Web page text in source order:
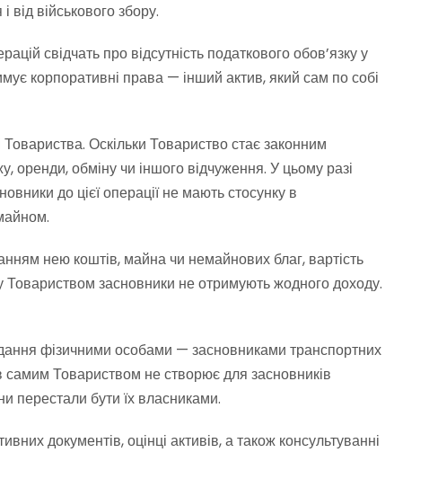
від військового збору.
свідчать про відсутність податкового обов’язку у
корпоративні права — інший актив, який сам по собі
Оскільки Товариство стає законним
обміну чи іншого відчуження. У цьому разі
до цієї операції не мають стосунку в
нею коштів, майна чи немайнових благ, вартість
Товариством засновники не отримують жодного доходу.
фізичними особами — засновниками транспортних
Товариством не створює для засновників
перестали бути їх власниками.
документів, оцінці активів, а також консультуванні